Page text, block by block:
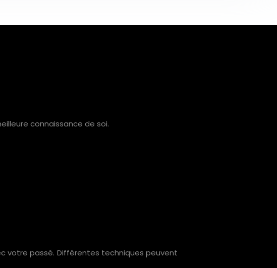
connaissance de soi.
votre passé. Différentes techniques peuvent